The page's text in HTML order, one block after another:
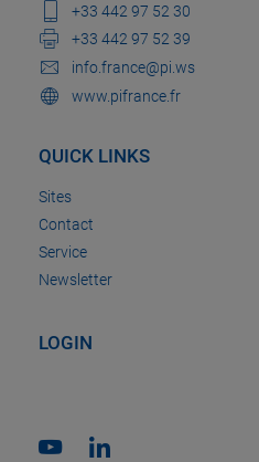
+33 442 97 52 30
+33 442 97 52 39
info.france@pi.ws
www.pifrance.fr
QUICK LINKS
Sites
Contact
Service
Newsletter
LOGIN